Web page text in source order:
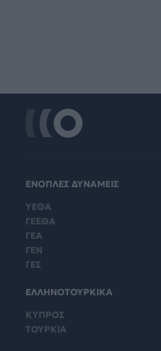
ΕΝΟΠΛΕΣ ΔΥΝΑΜΕΙΣ
ΥΕΘΑ
ΓΕΕΘΑ
ΓΕΑ
ΓΕΝ
ΓΕΣ
ΕΛΛΗΝΟΤΟΥΡΚΙΚΑ
ΚΥΠΡΟΣ
ΤΟΥΡΚΙΑ